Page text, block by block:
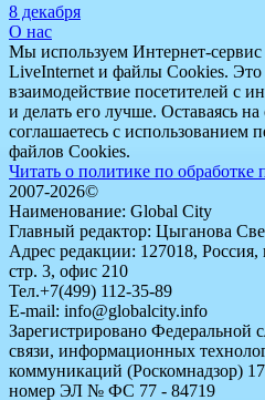
8 декабря
О нас
Мы используем Интернет-
LiveInternet и файлы Cookies. Это
взаимодействие посетителей с
и делать его лучше. Оставаясь
соглашаетесь с использованием
файлов Cookies.
Читать о политике по
2007-2026©
Наименование: Global City
Главный редактор: Цыганова
Адрес редакции: 127018,
стр. 3, офис 210
Тел.+7(499) 112-35-89
E-mail: info@globalcity.info
Зарегистрировано Федеральной
связи, информационных
коммуникаций (Роскомнадзор)
номер ЭЛ № ФС 77 - 84719